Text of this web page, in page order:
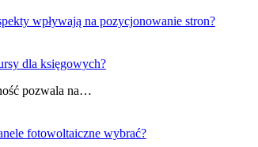
wpływają na pozycjonowanie stron?
dla księgowych?
pozwala na…
fotowoltaiczne wybrać?